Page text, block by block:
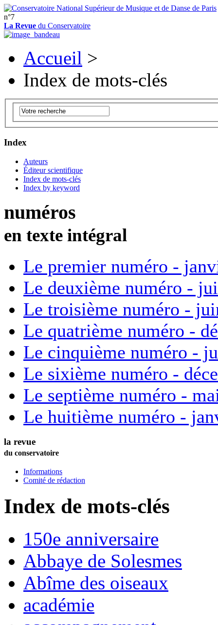
n°7
La Revue du Conservatoire
Accueil >
Index de mots-clés
Index
Auteurs
Éditeur scientifique
Index de mots-clés
Index by keyword
numéros
en texte intégral
Le premier numéro -
Le deuxième numéro -
Le troisième numéro -
Le quatrième numéro -
Le cinquième numéro -
Le sixième numéro -
Le septième numéro -
Le huitième numéro -
la revue
du conservatoire
Informations
Comité de rédaction
Index de mots-clés
150e anniversaire
Abbaye de Solesmes
Abîme des oiseaux
académie